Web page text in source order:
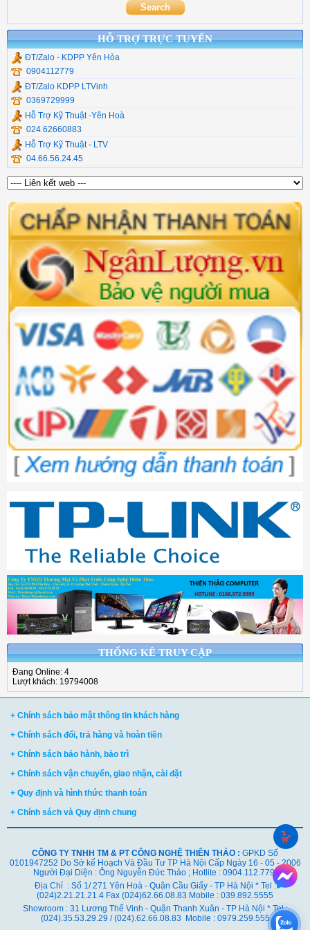
HỖ TRỢ TRỰC TUYẾN
ĐT/Zalo - KDPP Yên Hòa
0904112779
ĐT/Zalo KDPP LTVinh
0369729999
Hỗ Trợ Kỹ Thuật -Yên Hoà
024.62660883
Hỗ Trợ Kỹ Thuật - LTV
04.66.56.24.45
THỐNG KÊ TRUY CẬP
Đang Online: 4
Lượt khách: 19794008
+ Chính sách bảo mật thông tin khách hàng
+ Chính sách đổi, trả hàng và hoàn tiền
+ Chính sách bảo hành, bảo trì
+ Chính sách vận chuyển, giao nhận, cài đặt
+ Quy định và hình thức thanh toán
+ Chính sách và Quy định chung
CÔNG TY TNHH TM & PT CÔNG NGHỆ THIÊN THẢO : GPKD Số
0101947252 Do Sở kế Hoạch Và Đầu Tư TP Hà Nội Cấp Ngày 16 - 05 - 2006
Người Đại Diện : Ông Nguyễn Đức Thảo ; Hotlite : 0904.112.779
Địa Chỉ : Số 1/ 271 Yên Hoà - Quận Cầu Giấy - TP Hà Nội * Tel :
(024)2.21.21.21.4 Fax (024)62.66.08.83 Mobile : 039.892.5555
Showroom : 31 Lương Thế Vinh - Quận Thanh Xuân - TP Hà Nội * Tel :
(024).35.53.29.29 / (024).62.66.08.83 Mobile : 0979.259.555